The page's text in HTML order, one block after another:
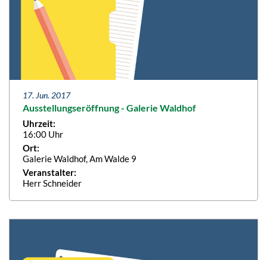
17. Jun. 2017
Ausstellungseröffnung - Galerie Waldhof
Uhrzeit:
16:00 Uhr
Ort:
Galerie Waldhof, Am Walde 9
Veranstalter:
Herr Schneider